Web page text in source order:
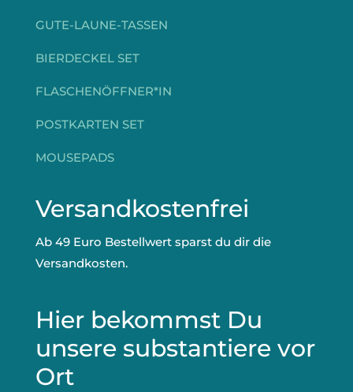
GUTE-LAUNE-TASSEN
BIERDECKEL SET
FLASCHENÖFFNER*IN
POSTKARTEN SET
MOUSEPADS
Versandkostenfrei
Ab 49 Euro Bestellwert sparst du dir die
Versandkosten.
Hier bekommst Du
unsere substantiere vor
Ort